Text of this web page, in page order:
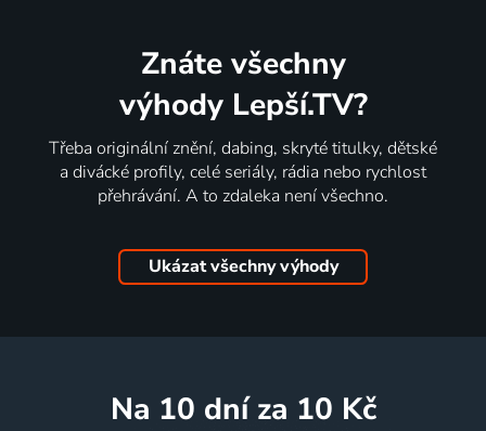
Znáte všechny
výhody Lepší.TV?
Třeba originální znění, dabing, skryté titulky, dětské
a divácké profily, celé seriály, rádia nebo rychlost
přehrávání. A to zdaleka není všechno.
Ukázat všechny výhody
na 10 dní za 10 Kč